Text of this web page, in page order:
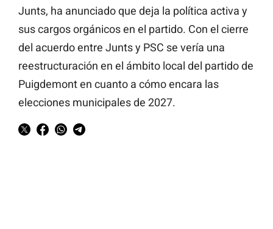
Junts, ha anunciado que deja la política activa y
sus cargos orgánicos en el partido. Con el cierre
del acuerdo entre Junts y PSC se vería una
reestructuración en el ámbito local del partido de
Puigdemont en cuanto a cómo encara las
elecciones municipales de 2027.